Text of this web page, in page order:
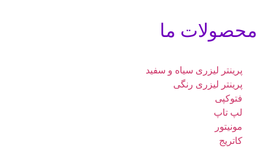
محصولات ما
پرینتر لیزری سیاه و سفید
پرینتر لیزری رنگی
فتوکپی
لپ تاپ
مونیتور
کاتریج